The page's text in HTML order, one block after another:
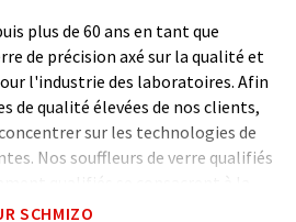
plus de 60 ans en tant que
de précision axé sur la qualité et
l'industrie des laboratoires. Afin
de qualité élevées de nos clients,
sur les technologies de
Nos souffleurs de verre qualifiés
individuel pour la recherche, les
SCHMIZO